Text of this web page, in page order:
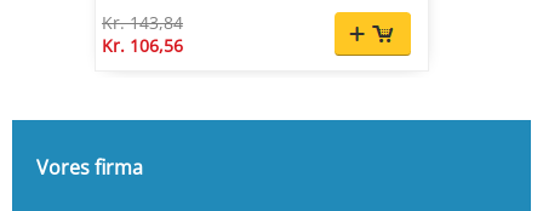
Kr. 143,84
Kr. 106,56
Vores firma